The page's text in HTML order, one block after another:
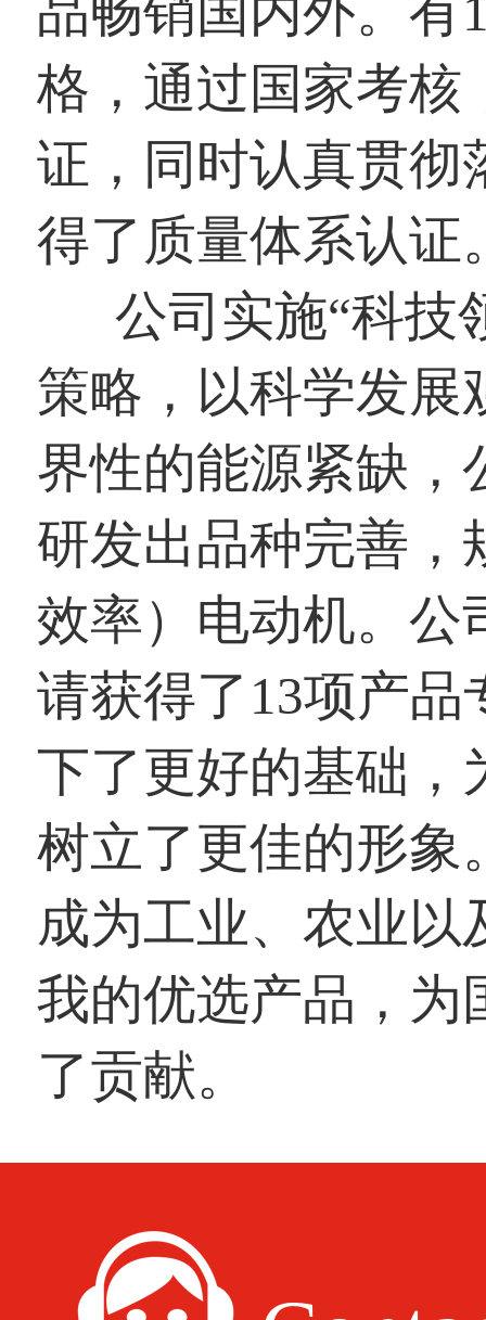
品畅销国内外。有
格，通过国家考核
证，同时认真贯彻
得了质量体系认证
公司实施“科技
策略，以科学发展
界性的能源紧缺，
研发出品种完善，
效率）电动机。公
请获得了13项产
下了更好的基础，
树立了更佳的形象
成为工业、农业以
我的优选产品，为
了贡献。